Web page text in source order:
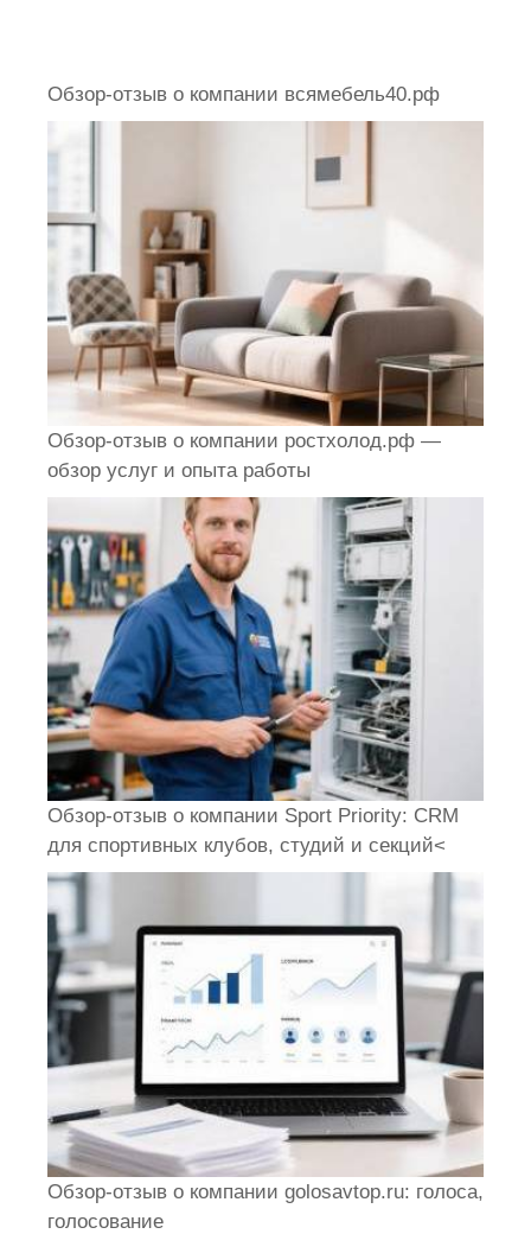
Обзор-отзыв о компании всямебель40.рф
Обзор-отзыв о компании ростхолод.рф —
обзор услуг и опыта работы
Обзор-отзыв о компании Sport Priority: CRM
для спортивных клубов, студий и секций<
Обзор-отзыв о компании golosavtop.ru: голоса,
голосование